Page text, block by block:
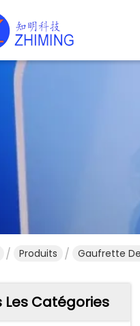
Produits Gaufrette
Les Catégories